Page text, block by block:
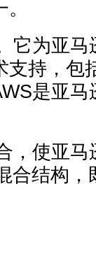
它为亚
支持，包
是亚
，使亚
合结构，